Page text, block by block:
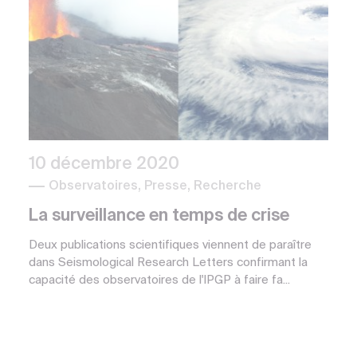
10 décembre 2020
Observatoires, Presse, Recherche
La surveillance en temps de crise
Deux publications scientifiques viennent de paraître
dans Seismological Research Letters confirmant la
capacité des observatoires de l'IPGP à faire fa...